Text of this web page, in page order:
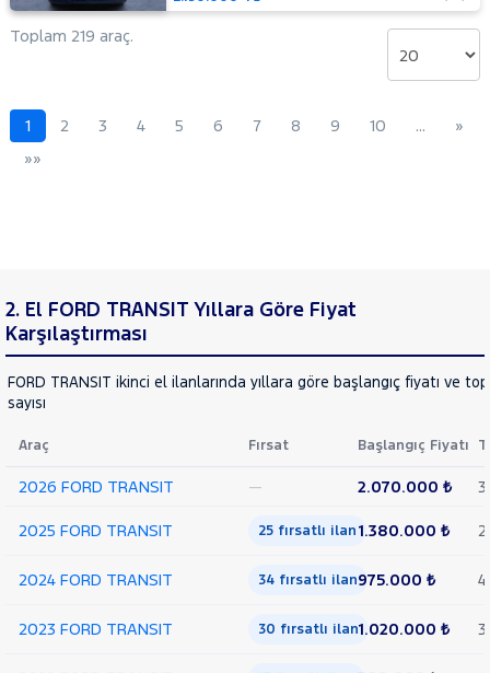
Delux
440 E
Arka
Trend
460 ED
16+1
Minibüs
KAMYONET
KASALI
300
Toplam 219 araç.
1 2 3 4 5 6 7 8 9 10 …
»
»»
2. El FORD TRANSIT Yıllara Göre Fiyat
Karşılaştırması
FORD TRANSIT ikinci el ilanlarında yıllara göre başlangıç fiyatı ve
sayısı
Araç Fırsat Başlangıç Fiyatı
2026 FORD TRANSIT — 2.070.000 ₺ 3
2025 FORD TRANSIT 25 fırsatlı ilan1.380.000 ₺
2024 FORD TRANSIT 34 fırsatlı ilan975.000 ₺
2023 FORD TRANSIT 30 fırsatlı ilan1.020.000 ₺